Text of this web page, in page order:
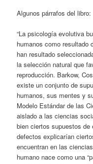
Algunos párrafos del libro:
“La psicología evolutiva
humanos como resultado
han resultado
la selección natural que
reproducción. Barkow,
existe un conjunto de
humanos, sus mentes y
Modelo Estándar de las
aislado a las ciencias
bien ciertos supuestos
defectos explicarían
encuentran en las
humano nace como una